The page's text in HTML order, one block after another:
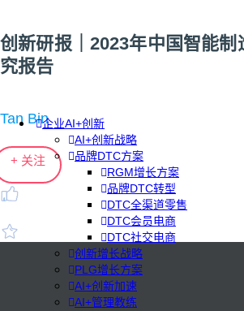
企业AI+创新
AI+创新战略
品牌DTC方案
RGM增长方案
品牌DTC转型
DTC全渠道零售
DTC会员电商
DTC社交电商
创新增长战略
PLG增长方案
AI+创新加速
AI+管理教练
创新研报｜2023年中国智能制
究报告
Tan Bin
+ 关注